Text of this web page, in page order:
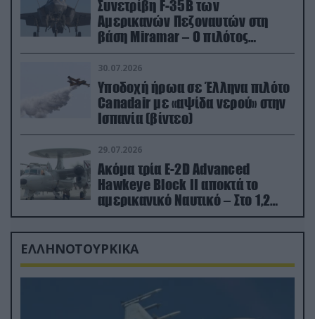
Συνετρίβη F-35B των
Αμερικανών Πεζοναυτών στη
βάση Miramar – Ο πιλότος
εκτινάχθηκε εγκαίρως
30.07.2026
Υποδοχή ήρωα σε Έλληνα πιλότο
Canadair με «αψίδα νερού» στην
Ισπανία (βίντεο)
29.07.2026
Ακόμα τρία E-2D Advanced
Hawkeye Block II αποκτά το
αμερικανικό Ναυτικό – Στο 1,2
δισ.δολάρια το κόστος
ΕΛΛΗΝΟΤΟΥΡΚΙΚΑ